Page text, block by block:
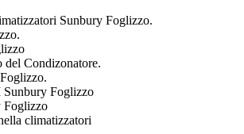
Sunbury Foglizzo.
del Condizonatore.
Foglizzo
climatizzatori